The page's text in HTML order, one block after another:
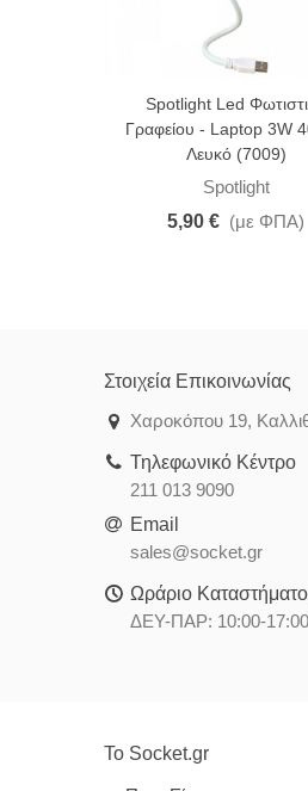
Spotlight Led
Γραφείου - Laptop 3W
Λευκό (7009)
Spotlight
5,90 € (με ΦΠΑ)
Στοιχεία Επικοινωνίας
Χαροκόπου 19,
Τηλεφωνικό Κέντρο
211 013 9090
Email
sales@socket.gr
Ωράριο
ΔΕΥ-ΠΑΡ: 10:00-17:00
Το Socket.gr